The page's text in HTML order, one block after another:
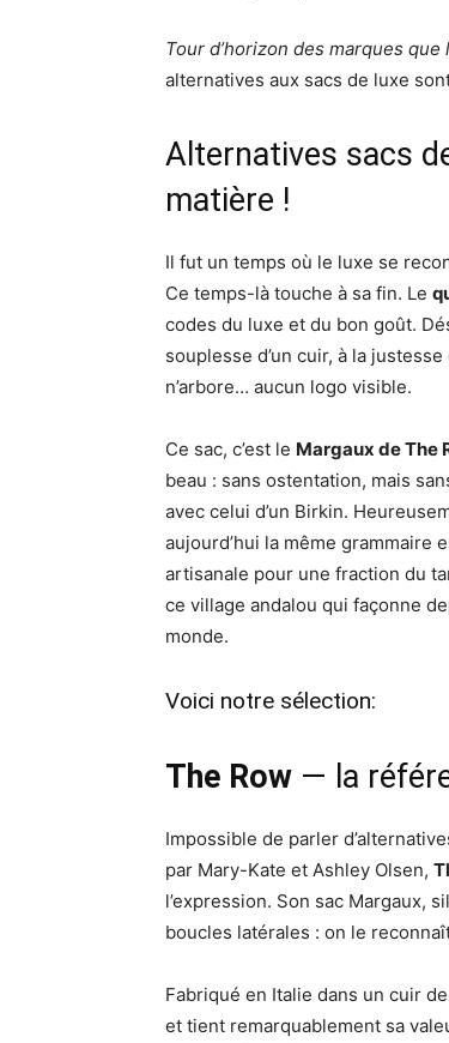
Tour d’horizon des marques
alternatives aux sacs de luxe
Alternatives sacs
matière !
Il fut un temps où le luxe se
Ce temps-là touche à sa fin. Le
codes du luxe et du bon goût.
souplesse d’un cuir, à la
n’arbore… aucun logo visible.
Ce sac, c’est le Margaux de The
beau : sans ostentation, mais
avec celui d’un Birkin.
aujourd’hui la même
artisanale pour une fraction du
ce village andalou qui façonne
monde.
Voici notre sélection:
The Row — la
Impossible de parler
par Mary-Kate et Ashley Olsen,
l’expression. Son sac Margaux,
boucles latérales : on le
Fabriqué en Italie dans un cuir
et tient remarquablement sa